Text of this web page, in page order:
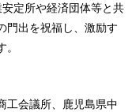
定所や経済団体等と共
門出を祝福し、激励す
工会議所、鹿児島県中